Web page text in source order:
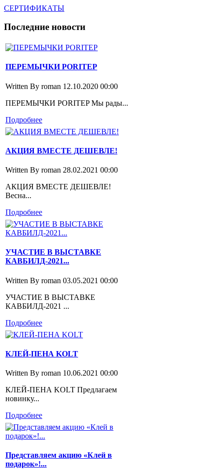
СЕРТИФИКАТЫ
Последние новости
ПЕРЕМЫЧКИ PORITEP
Written By roman 12.10.2020 00:00
ПЕРЕМЫЧКИ PORITEP Мы рады...
Подробнее
АКЦИЯ ВМЕСТЕ ДЕШЕВЛЕ!
Written By roman 28.02.2021 00:00
АКЦИЯ ВМЕСТЕ ДЕШЕВЛЕ!
Весна...
Подробнее
УЧАСТИЕ В ВЫСТАВКЕ
КАВБИЛД-2021...
Written By roman 03.05.2021 00:00
УЧАСТИЕ В ВЫСТАВКЕ
КАВБИЛД-2021 ...
Подробнее
КЛЕЙ-ПЕНА KOLT
Written By roman 10.06.2021 00:00
КЛЕЙ-ПЕНА KOLT Предлагаем
новинку...
Подробнее
Представляем акцию «Клей в
подарок»!...